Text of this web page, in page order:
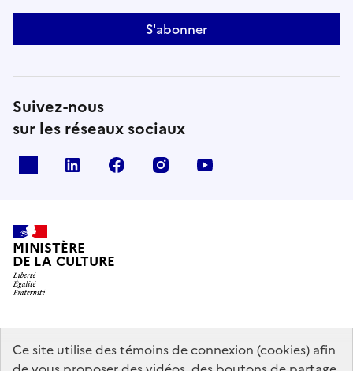
Ce site utilise des témoins de connexion (cookies) afin
S'abonner
Suivez-nous
sur les réseaux sociaux
linkedin facebook instagram
MINISTÈRE
DE LA CULTURE
data.gouv.fr legifrance.gouv.fr
info.gouv.fr